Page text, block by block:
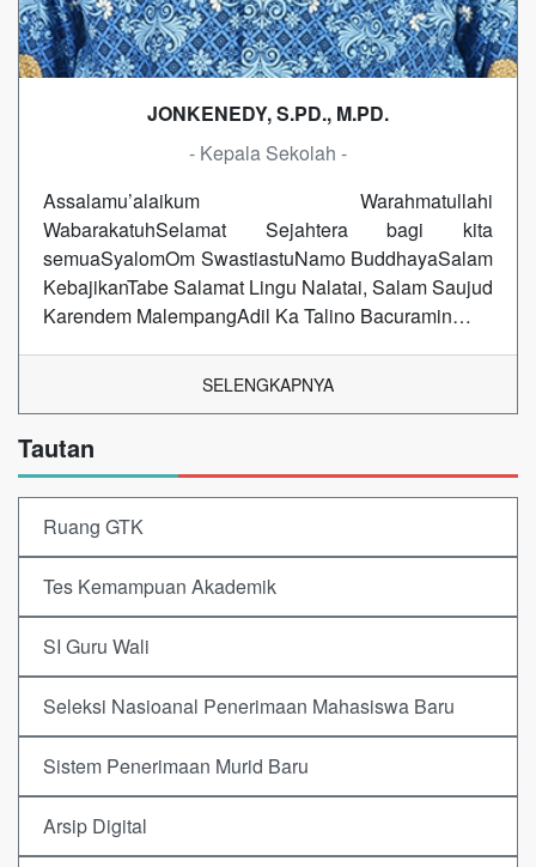
JONKENEDY, S.PD., M.PD.
- Kepala Sekolah -
Assalamu’alaikum Warahmatullahi
WabarakatuhSelamat Sejahtera bagi kita
semuaSyalomOm SwastiastuNamo BuddhayaSalam
KebajikanTabe Salamat Lingu Nalatai, Salam Saujud
Karendem MalempangAdil Ka Talino Bacuramin…
SELENGKAPNYA
Tautan
Ruang GTK
Tes Kemampuan Akademik
SI Guru Wali
Seleksi Nasioanal Penerimaan Mahasiswa Baru
Sistem Penerimaan Murid Baru
Arsip Digital